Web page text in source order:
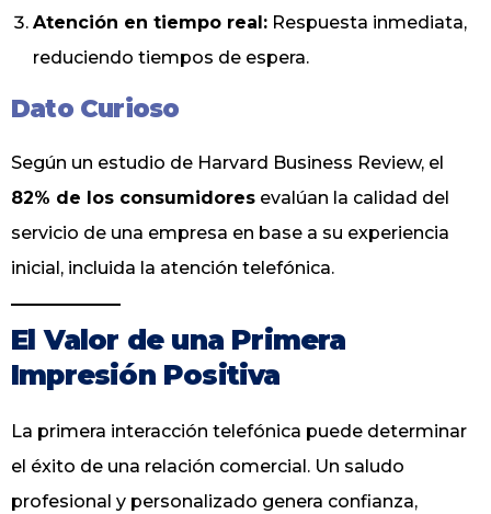
Atención en tiempo real: Respuesta inmediata,
reduciendo tiempos de espera.
Dato Curioso
Según un estudio de Harvard Business Review, el
82% de los consumidores evalúan la calidad del
servicio de una empresa en base a su experiencia
inicial, incluida la atención telefónica.
El Valor de una Primera
Impresión Positiva
La primera interacción telefónica puede determinar
el éxito de una relación comercial. Un saludo
profesional y personalizado genera confianza,